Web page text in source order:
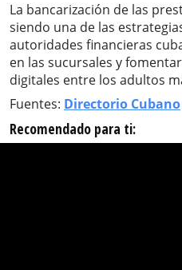
La bancarización de las
siendo una de las
autoridades financieras
en las sucursales y
digitales entre los adultos
Fuentes: Directorio Cubano
Recomendado para ti: